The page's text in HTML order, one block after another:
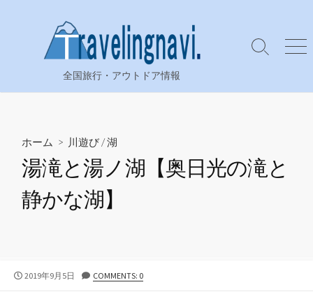
へ
全国旅行・アウトドア情報
検
り
メ
ー
ホーム > 川遊び /湖
湯滝と湯ノ湖【奥日光の滝と
静かな湖】
公
2019年9月5日 COMMENTS: 0